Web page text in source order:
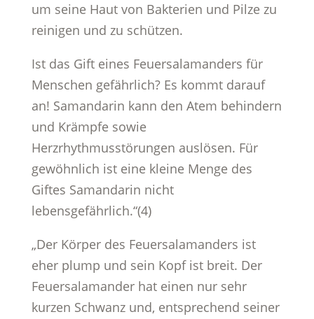
um seine Haut von Bakterien und Pilze zu
reinigen und zu schützen.
Ist das Gift eines Feuersalamanders für
Menschen gefährlich? Es kommt darauf
an! Samandarin kann den Atem behindern
und Krämpfe sowie
Herzrhythmusstörungen auslösen. Für
gewöhnlich ist eine kleine Menge des
Giftes Samandarin nicht
lebensgefährlich.“(4)
„Der Körper des Feuersalamanders ist
eher plump und sein Kopf ist breit. Der
Feuersalamander hat einen nur sehr
kurzen Schwanz und, entsprechend seiner